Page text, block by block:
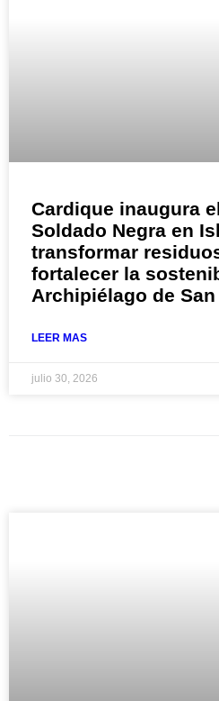
Cardique inaugura
Soldado Negra en
transformar
fortalecer la
Archipiélago de
LEER MAS
julio 30, 2026